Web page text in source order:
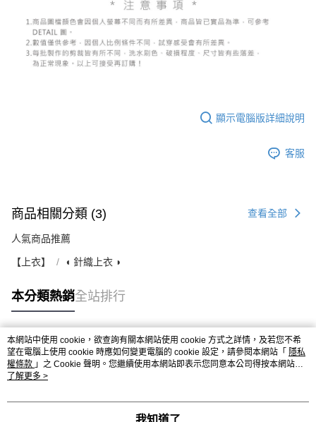
顯示電腦版詳細說明
客服
商品相關分類 (3) 查看全部
人氣商品推薦
【上衣】 ◖ 針織上衣 ◗
本分類熱銷全站排行
熱門標籤
本網站中使用 cookie，欲查詢有關本網站使用 cookie 方式之詳情，及若您不希
望在電腦上使用 cookie 時應如何變更電腦的 cookie 設定，請參閱本網站「 隱私
權條款 」之 Cookie 聲明。您繼續使用本網站即表示您同意本公司得按本網站使
用條款之 Cookie 聲明使用 cookie。
了解更多 >
我知道了